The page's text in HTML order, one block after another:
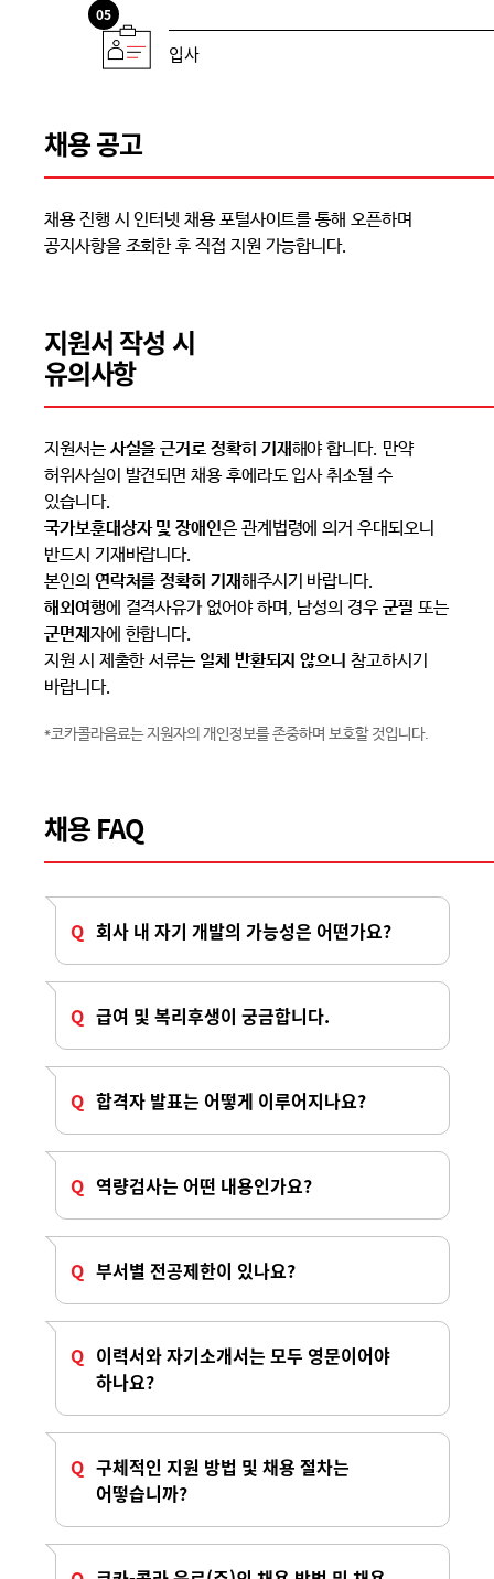
05
입사
채용 공고
채용 진행 시 인터넷 채용 포털사이트를 통해 오픈하며
공지사항을 조회한 후 직접 지원 가능합니다.
지원서 작성 시
유의사항
지원서는사실을 근거로 정확히 기재해야 합니다. 만약
허위사실이 발견되면 채용 후에라도 입사 취소될 수
있습니다.
국가보훈대상자 및 장애인은 관계법령에 의거 우대되오니
반드시 기재바랍니다.
본인의 연락처를 정확히 기재해주시기 바랍니다.
해외여행에 결격사유가 없어야 하며, 남성의 경우 군필 또는
군면제 자에 한합니다.
지원 시 제출한 서류는 일체 반환되지 않으니 참고하시기
바랍니다.
*코카콜라음료는 지원자의 개인정보를 존중하며 보호할 것입니다.
채용 FAQ
회사 내 자기 개발의 가능성은 어떤가요?
급여 및 복리후생이 궁금합니다.
합격자 발표는 어떻게 이루어지나요?
역량검사는 어떤 내용인가요?
부서별 전공제한이 있나요?
이력서와 자기소개서는 모두 영문이어야
하나요?
구체적인 지원 방법 및 채용 절차는
어떻습니까?